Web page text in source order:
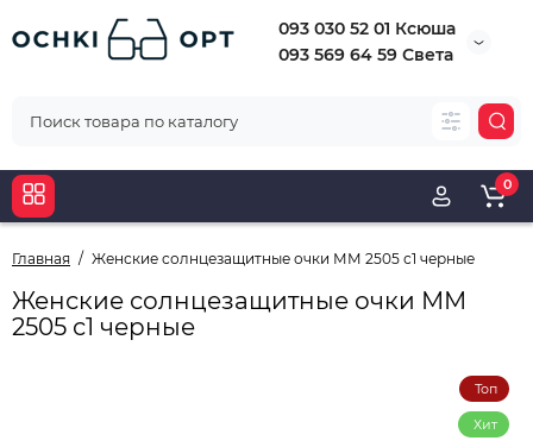
093 030 52 01 Ксюша
093 569 64 59 Света
0
Главная Женские солнцезащитные очки ММ 2505 с1 черные
Женские солнцезащитные очки ММ
2505 с1 черные
Топ
Хит